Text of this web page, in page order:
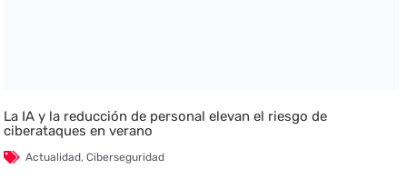
La IA y la reducción de personal elevan el riesgo de
ciberataques en verano
Actualidad,Ciberseguridad